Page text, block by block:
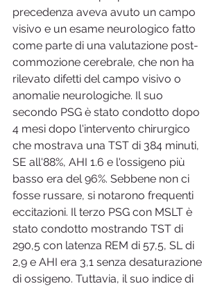
precedenza aveva avuto un campo
visivo e un esame neurologico fatto
come parte di una valutazione post-
commozione cerebrale, che non ha
rilevato difetti del campo visivo o
anomalie neurologiche. Il suo
secondo PSG è stato condotto dopo
4 mesi dopo l'intervento chirurgico
che mostrava una TST di 384 minuti,
SE all'88%, AHI 1.6 e l'ossigeno più
basso era del 96%. Sebbene non ci
fosse russare, si notarono frequenti
eccitazioni. Il terzo PSG con MSLT è
stato condotto mostrando TST di
290,5 con latenza REM di 57,5, SL di
2,9 e AHI era 3,1 senza desaturazione
di ossigeno. Tuttavia, il suo indice di